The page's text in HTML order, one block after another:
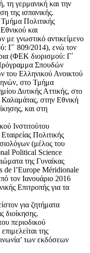
τη γερμανική και την
της ισπανικής.
Πολιτικής
και
με γνωστικό αντικείμενο
Γ΄ 809/2014), ενώ τον
(ΦΕΚ διορισμού: Γ΄
Σπουδών
του Ελληνικού Ανοικτού
στο Τμήμα
Δυτικής Αττικής, στο
στην Εθνική
και στη
Ινστιτούτου
Πολιτικής
(μέλος του
Political Science
της Γυναίκας
de l’Europe Méridionale
τον Ιανουάριο 2016
Επιτροπής για τα
για ζητήματα
διοίκησης.
περιοδικού
της
των εκδόσεων